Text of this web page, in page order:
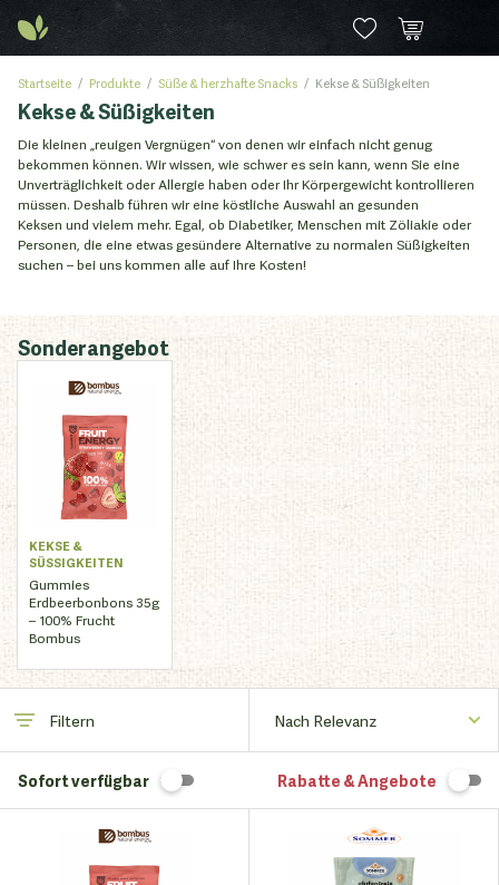
Startseite Produkte Süße & herzhafte Snacks Kekse & Süßigkeiten
Kekse & Süßigkeiten
Die kleinen „reuigen Vergnügen“ von denen wir einfach nicht genug
bekommen können. Wir wissen, wie schwer es sein kann, wenn Sie eine
Unverträglichkeit oder Allergie haben oder Ihr Körpergewicht kontrollieren
müssen. Deshalb führen wir eine köstliche Auswahl an gesunden
Keksen und vielem mehr. Egal, ob Diabetiker, Menschen mit Zöliakie oder
Personen, die eine etwas gesündere Alternative zu normalen Süßigkeiten
suchen – bei uns kommen alle auf Ihre Kosten!
Sonderangebot
KEKSE &
SÜSSIGKEITEN
Gummies
Erdbeerbonbons 35g
– 100% Frucht
Bombus
Filtern
Sofort verfügbar Rabatte & Angebote